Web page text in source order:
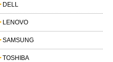
DELL
LENOVO
SAMSUNG
TOSHIBA